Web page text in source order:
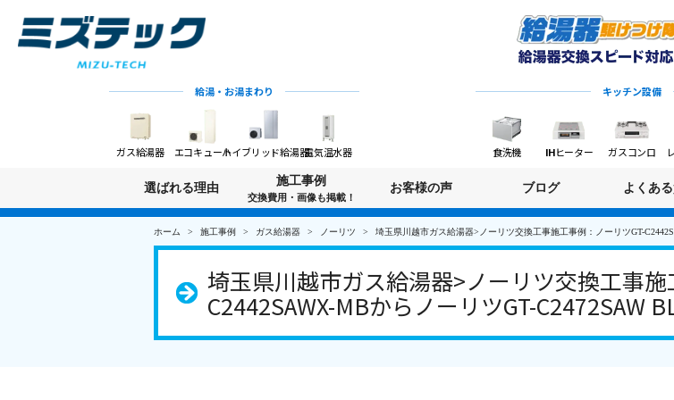
給湯・お湯まわり
ガス給湯器 エコキュートハイブリッド給湯器電気温水器
キッチン設備
食洗機 IHヒーター ガスコンロ
選ばれる理由
施工事例
交換費用・画像も掲載！
お客様の声 ブログ よくあ
ホーム 施工事例 ガス給湯器 ノーリツ 埼玉県川越市ガス給湯器>ノーリツ交換工事施工事例：ノーリツGT-
埼玉県川越市ガス給湯器>ノーリツ交換工事施
C2442SAWX-MBからノーリツGT-C2472SAW